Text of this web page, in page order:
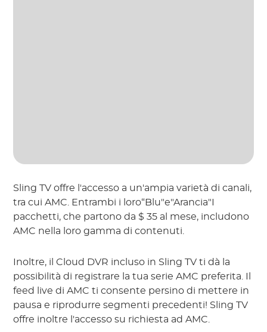
Sling TV offre l'accesso a un'ampia varietà di canali,
tra cui AMC. Entrambi i loro“Blu"e"Arancia"I
pacchetti, che partono da $ 35 al mese, includono
AMC nella loro gamma di contenuti.
Inoltre, il Cloud DVR incluso in Sling TV ti dà la
possibilità di registrare la tua serie AMC preferita. Il
feed live di AMC ti consente persino di mettere in
pausa e riprodurre segmenti precedenti! Sling TV
offre inoltre l'accesso su richiesta ad AMC.